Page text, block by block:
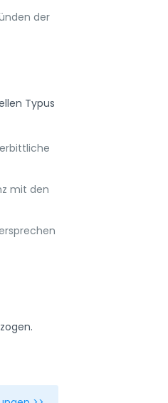
der
Typus
mit den